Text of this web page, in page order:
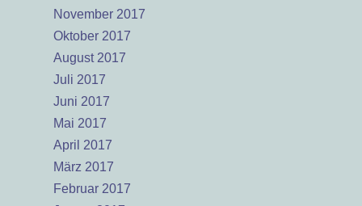
November 2017
Oktober 2017
August 2017
Juli 2017
Juni 2017
Mai 2017
April 2017
März 2017
Februar 2017